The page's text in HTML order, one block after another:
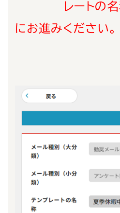
レートの名称
にお進みください。